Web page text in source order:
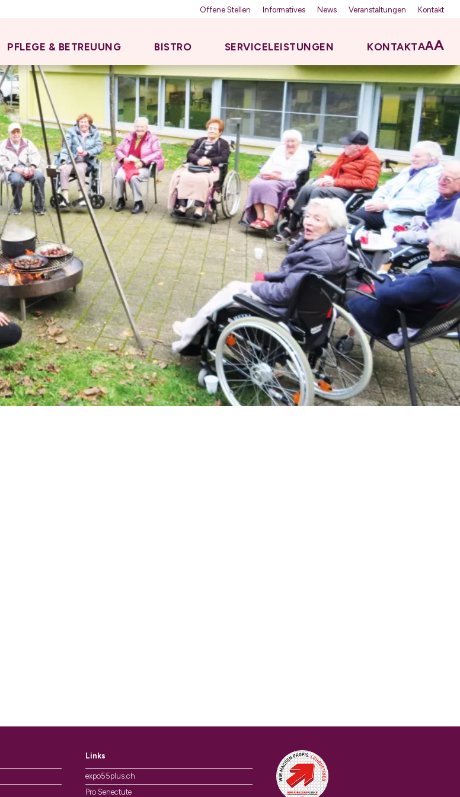
Offene Stellen Informatives News Veranstaltungen Kontakt
PFLEGE & BETREUUNG BISTRO SERVICELEISTUNGEN KONTAKTAAA
Links
expo55plus.ch
Pro Senectute
Auszeichnungen